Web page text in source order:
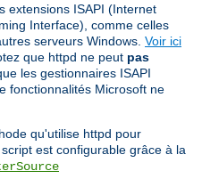
extensions ISAPI (Internet
Interface), comme celles
serveurs Windows. Voir ici
que httpd ne peut pas
les gestionnaires ISAPI
fonctionnalités Microsoft ne
qu'utilise httpd pour
est configurable grâce à la